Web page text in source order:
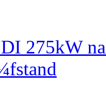
275kW